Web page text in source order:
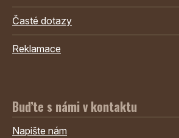
Časté dotazy
Reklamace
Buďte s námi v kontaktu
Napište nám